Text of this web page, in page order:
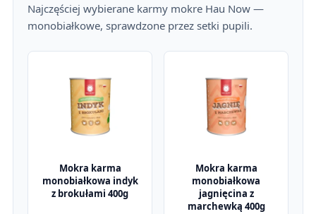
Najczęściej wybierane karmy mokre Hau Now —
monobiałkowe, sprawdzone przez setki pupili.
Mokra karma
monobiałkowa indyk
z brokułami 400g
Mokra karma
monobiałkowa
jagnięcina z
marchewką 400g